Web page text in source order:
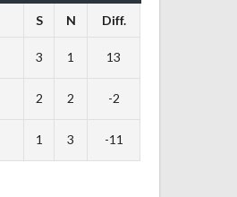
S N Diff.
3 1 13
2 2 -2
1 3 -11